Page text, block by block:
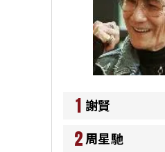
1 謝賢
2周星馳